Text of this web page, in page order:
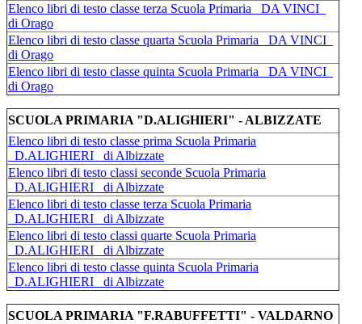
Elenco libri di testo classe terza Scuola Primaria _DA VINCI_
di Orago
Elenco libri di testo classe quarta Scuola Primaria _DA VINCI_
di Orago
Elenco libri di testo classe quinta Scuola Primaria _DA VINCI_
di Orago
SCUOLA PRIMARIA "D.ALIGHIERI" - ALBIZZATE
Elenco libri di testo classe prima Scuola Primaria
_D.ALIGHIERI_ di Albizzate
Elenco libri di testo classi seconde Scuola Primaria
_D.ALIGHIERI_ di Albizzate
Elenco libri di testo classe terza Scuola Primaria
_D.ALIGHIERI_ di Albizzate
Elenco libri di testo classi quarte Scuola Primaria
_D.ALIGHIERI_ di Albizzate
Elenco libri di testo classe quinta Scuola Primaria
_D.ALIGHIERI_ di Albizzate
SCUOLA PRIMARIA "F.RABUFFETTI" - VALDARNO